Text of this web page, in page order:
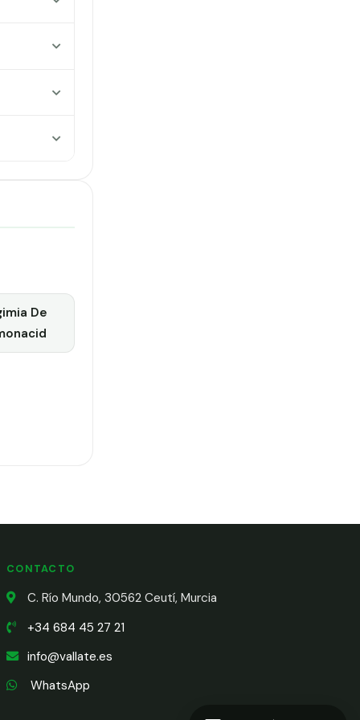
De
CONTACTO
C. Río Mundo, 30562 Ceutí, Murcia
+34 684 45 27 21
info@vallate.es
WhatsApp